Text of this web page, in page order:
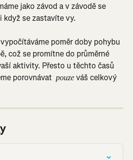
jako závod a v závodě se
když se zastavíte vy.
poměr doby pohybu
což se promítne do průměrné
aktivity. Přesto u těchto časů
porovnávat pouze váš celkový